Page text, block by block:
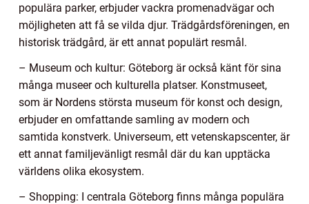
populära parker, erbjuder vackra promenadvägar och
möjligheten att få se vilda djur. Trädgårdsföreningen, en
historisk trädgård, är ett annat populärt resmål.
– Museum och kultur: Göteborg är också känt för sina
många museer och kulturella platser. Konstmuseet,
som är Nordens största museum för konst och design,
erbjuder en omfattande samling av modern och
samtida konstverk. Universeum, ett vetenskapscenter, är
ett annat familjevänligt resmål där du kan upptäcka
världens olika ekosystem.
– Shopping: I centrala Göteborg finns många populära